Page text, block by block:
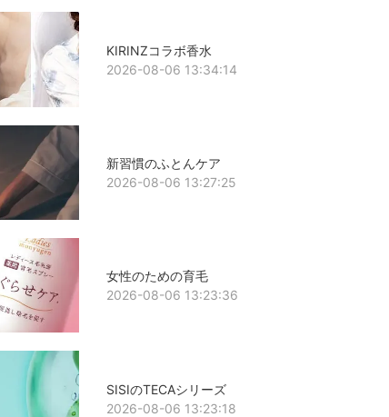
KIRINZコラボ香水
2026-08-06 13:34:14
新習慣のふとんケア
2026-08-06 13:27:25
女性のための育毛
2026-08-06 13:23:36
SISIのTECAシリーズ
2026-08-06 13:23:18